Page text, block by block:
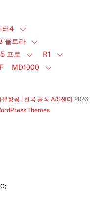
터4
울트라
프로
R1
MD1000
항공 | 한국 공식 A/S센터 2026
Themes